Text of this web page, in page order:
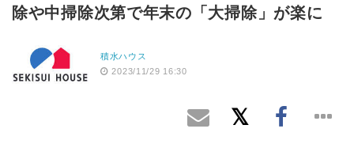
除や中掃除次第で年末の「大掃除」が楽に
積水ハウス
2023/11/29 16:30